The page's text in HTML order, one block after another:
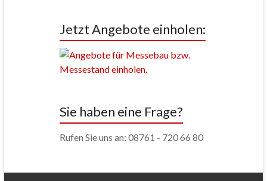
Jetzt Angebote einholen:
Sie haben eine Frage?
Rufen Sie uns an: 08761 - 720 66 80